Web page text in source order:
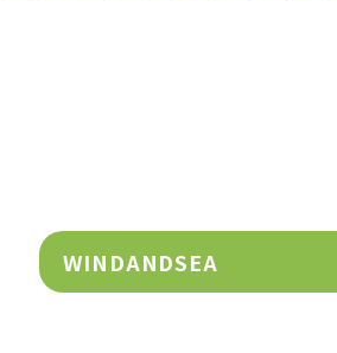
WINDANDSEA